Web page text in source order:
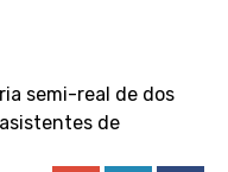
semi-real de dos
de